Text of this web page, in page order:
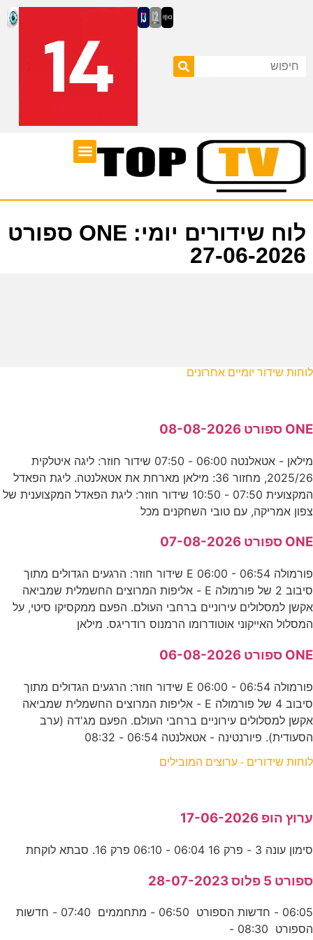
לוח שידורים יומי: ONE ספורט
27-06-2026
לוחות שידור יומיים אחרונים
ONE ספורט 08-08-2026
מילאן - אטאלנטה 06:00 - 07:50 שידור חוזר: ליגה איטלקית
2025/26, מחזור 36: מילאן מארחת את אטאלנטה. ליגת הפאדל
המקצועית 07:50 - 10:50 שידור חוזר: ליגת הפאדל המקצוענית של
צפון אמריקה, עם טובי השחקנים מכל
ONE ספורט 07-08-2026
פורמולה E 06:00 - 06:54 שידור חוזר: הרגעים הגדולים מתוך
סיבוב 2 של פורמולה E - אליפות המרוצים החשמלית שמביאה
אקשן למסלולים עירוניים ברחבי העולם. הפעם ממקסיקו סיטי, על
המסלול האייקוני אוטודרומו הרמנוס רודריגס. מילאן
ONE ספורט 06-08-2026
פורמולה E 06:00 - 06:54 שידור חוזר: הרגעים הגדולים מתוך
סיבוב 4 של פורמולה E - אליפות המרוצים החשמלית שמביאה
אקשן למסלולים עירוניים ברחבי העולם. הפעם מג'דה (ערב
הסעודית). פיורנטינה - אטאלנטה 06:54 - 08:32
לוחות שידורים - ערוצים המובילים
ערוץ הופ 17-06-2026
סימון עונה 3 - פרק 16 06:04 - 06:10 פרק 16. סבתא לוקחת
ספורט 5 פלוס 28-07-2023
06:05 - חדשות הספורט 06:50 - מתחממים 07:40 - חדשות
הספורט 08:30 -